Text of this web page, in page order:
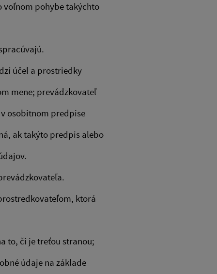
voľnom pohybe takýchto
účel a prostriedky
mene; prevádzkovateľ
osobitnom predpise
ak takýto predpis alebo
ktorá
to, či je treťou stranou;
údaje na základe